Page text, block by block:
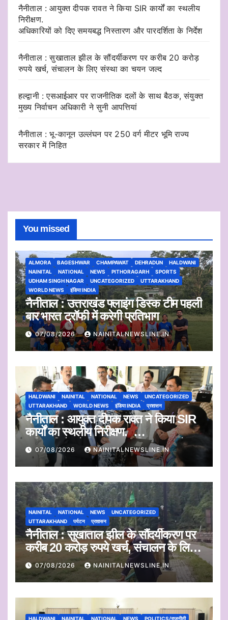
नैनीताल : आयुक्त दीपक रावत ने किया SIR कार्यों का स्थलीय
निरीक्षण.
अधिकारियों को दिए समयबद्ध निस्तारण और पारदर्शिता के निर्देश
नैनीताल : सुखाताल झील के सौंदर्यीकरण पर करीब 20 करोड़
रुपये खर्च, संचालन के लिए संस्था का चयन जल्द
हल्द्वानी : एसआईआर पर राजनीतिक दलों के साथ बैठक, संयुक्त
मुख्य निर्वाचन अधिकारी ने सुनी आपत्तियां
नैनीताल : भू-कानून उल्लंघन पर 250 वर्ग मीटर भूमि राज्य
सरकार में निहित
You missed
ALMORA BAGESHWAR CHAMPAWAT DEHRADUN
HALDWANI
NAINITAL
NATIONAL NEWS PITHORAGARH
SPORTS
UDHAM SINGH NAGAR
UNCATEGORIZED
UTTARAKHAND
WORLD NEWS
इंडिया INDIA
नैनीताल : उत्तराखंड फ्लाइंग डिस्क टीम पहली
बार भारत ट्रॉफी में करेगी प्रतिभाग
07/08/2026 NAINITALNEWSLINE.IN
HALDWANI NAINITAL NATIONAL NEWS
UNCATEGORIZED
UTTARAKHAND
WORLD NEWS इंडिया INDIA प्रशासन
नैनीताल : आयुक्त दीपक रावत ने किया SIR
कार्यों का स्थलीय निरीक्षण.
अधिकारियों को दिए समयबद्ध निस्तारण और
पारदर्शिता के निर्देश
07/08/2026 NAINITALNEWSLINE.IN
NAINITAL NATIONAL NEWS
UNCATEGORIZED
UTTARAKHAND
पर्यटन प्रशासन
नैनीताल : सुखाताल झील के सौंदर्यीकरण पर
करीब 20 करोड़ रुपये खर्च, संचालन के लिए
संस्था का चयन जल्द
07/08/2026 NAINITALNEWSLINE.IN
HALDWANI NAINITAL NATIONAL NEWS
POLITICS/राजनीती